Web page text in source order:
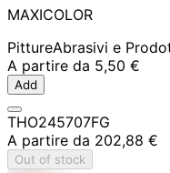
MAXICOLOR
PittureAbrasivi e
A partire da 5,50 €
Add
THO245707FG
A partire da 202,88 €
Out of stock